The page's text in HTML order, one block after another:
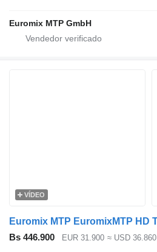
Euromix MTP GmbH
VÍDEO
Bs 446.900 EUR 31.900 ≈ USD 36.860